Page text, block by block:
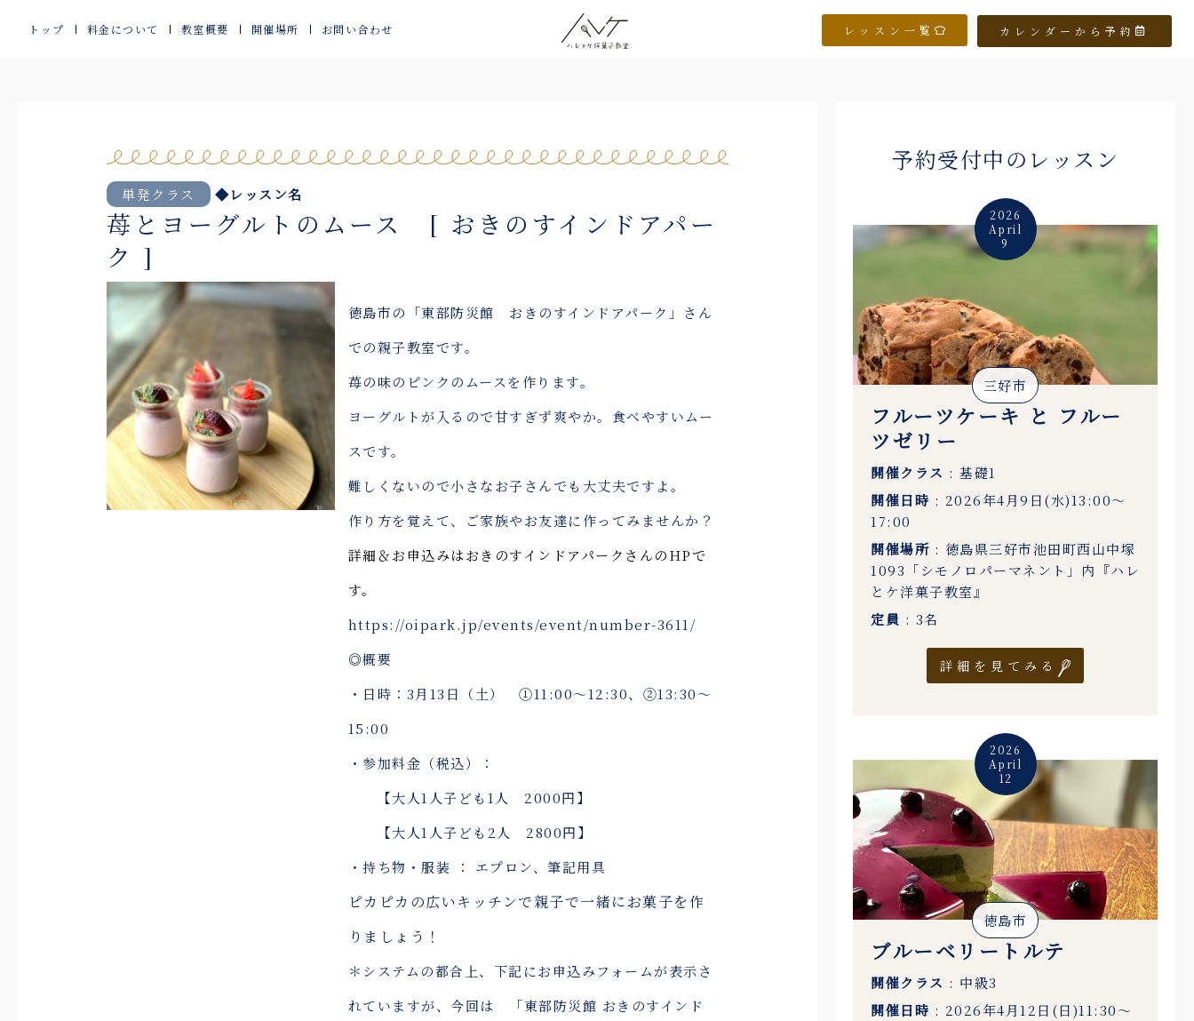
トップ 料金について 教室概要 開催場所 お問い合わせ レッスン一覧 カレンダーから予約
単発クラス ◆レッスン名
苺とヨーグルトのムース [ おきのすインドアパー
ク ]
徳島市の「東部防災館 おきのすインドアパーク」さん
での親子教室です。
苺の味のピンクのムースを作ります。
ヨーグルトが入るので甘すぎず爽やか。食べやすいムー
スです。
難しくないので小さなお子さんでも大丈夫ですよ。
作り方を覚えて、ご家族やお友達に作ってみませんか？
詳細＆お申込みはおきのすインドアパークさんのHPで
す。
https://oipark.jp/events/event/number-3611/
◎概要
・日時：3月13日（土） ①11:00〜12:30、②13:30〜
15:00
・参加料金（税込）：
【大人1人子ども1人 2000円】
【大人1人子ども2人 2800円】
・持ち物・服装 ： エプロン、筆記用具
ピカピカの広いキッチンで親子で一緒にお菓子を作
りましょう！
＊システムの都合上、下記にお申込みフォームが表示さ
れていますが、今回は 「東部防災館 おきのすインド
予約受付中のレッスン
2026
April
9
三好市
フルーツケーキ と フルー
ツゼリー
開催クラス : 基礎1
開催日時 : 2026年4月9日(水)13:00〜
17:00
開催場所 : 徳島県三好市池田町西山中塚
1093「シモノロパーマネント」内『ハレ
とケ洋菓子教室』
定員 : 3名
詳細を見てみる
2026
April
12
徳島市
ブルーベリートルテ
開催クラス : 中級3
開催日時 : 2026年4月12日(日)11:30〜